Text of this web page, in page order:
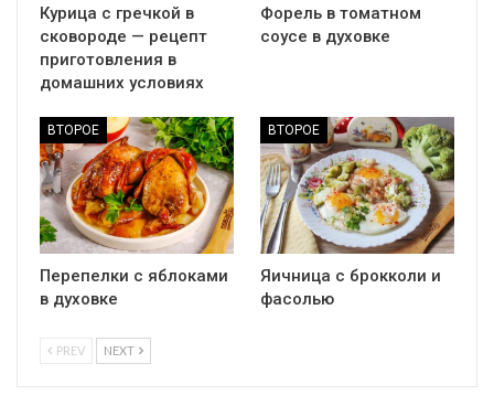
Курица с гречкой в
сковороде — рецепт
приготовления в
домашних условиях
Форель в томатном
соусе в духовке
ВТОРОЕ
Перепелки с яблоками
в духовке
ВТОРОЕ
Яичница с брокколи и
фасолью
PREV NEXT